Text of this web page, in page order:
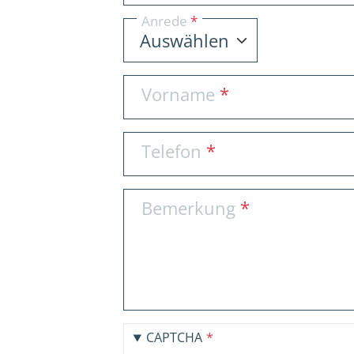
Anrede
Vorname
Telefon
Bemerkung
CAPTCHA